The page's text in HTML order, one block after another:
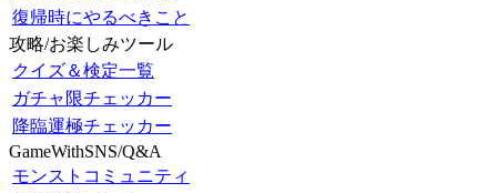
復帰時にやるべきこと
攻略/お楽しみツール
クイズ＆検定一覧
ガチャ限チェッカー
降臨運極チェッカー
GameWithSNS/Q&A
モンストコミュニティ